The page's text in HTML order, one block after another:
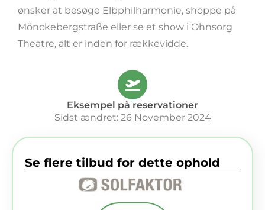
ønsker at besøge Elbphilharmonie, shoppe på
Mönckebergstraße eller se et show i Ohnsorg
Theatre, alt er inden for rækkevidde.
Eksempel på reservationer
Sidst ændret: 26 November 2024
Se flere tilbud for dette ophold